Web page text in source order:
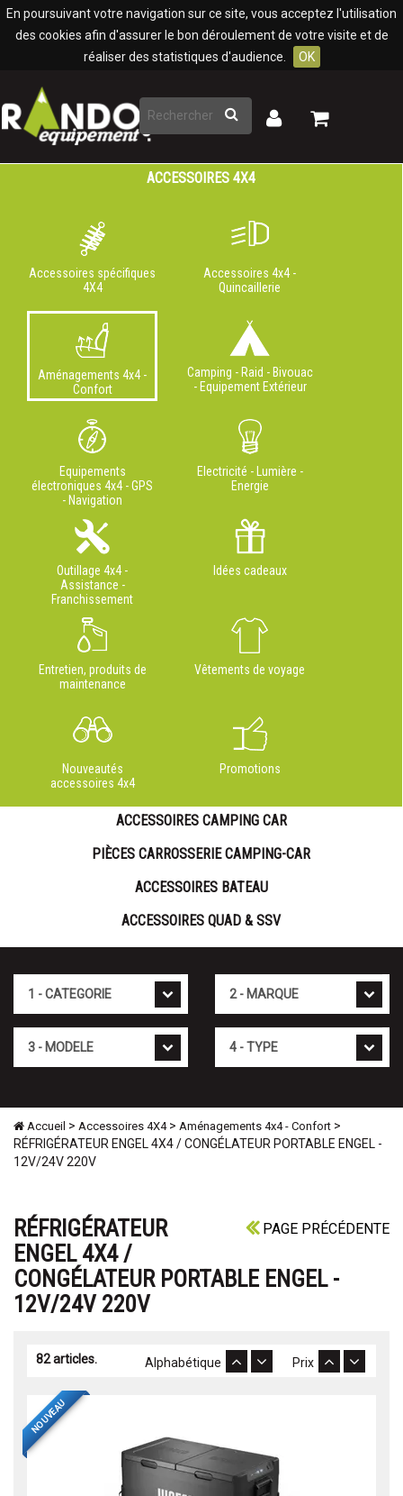
En poursuivant votre navigation sur ce site, vous acceptez l'utilisation
des cookies afin d'assurer le bon déroulement de votre visite et de
réaliser des statistiques d'audience.
OK
Rechercher
Mon
Mon
ACCESSOIRES 4X4
Accessoires spécifiques
4X4
Accessoires 4x4 -
Quincaillerie
Aménagements 4x4 -
Confort
Camping - Raid - Bivouac
- Equipement Extérieur
Equipements
électroniques 4x4 - GPS
- Navigation
Electricité - Lumière -
Energie
Outillage 4x4 -
Assistance -
Franchissement
Idées cadeaux
Entretien, produits de
maintenance
Vêtements de voyage
Nouveautés
accessoires 4x4
Promotions
ACCESSOIRES CAMPING CAR
PIÈCES CARROSSERIE CAMPING-CAR
ACCESSOIRES BATEAU
ACCESSOIRES QUAD & SSV
Accueil > Accessoires 4X4> Aménagements 4x4 - Confort >
RÉFRIGÉRATEUR ENGEL 4X4 / CONGÉLATEUR PORTABLE ENGEL -
12V/24V 220V
PAGE PRÉCÉDENTE
RÉFRIGÉRATEUR
ENGEL 4X4 /
CONGÉLATEUR PORTABLE ENGEL -
12V/24V 220V
82 articles. Prix
Alphabétique
NOUVEAU
Panneau de gestion des cookies